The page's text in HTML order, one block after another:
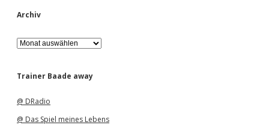
Archiv
A
r
h
Trainer Baade away
@ DRadio
@ Das Spiel meines Lebens